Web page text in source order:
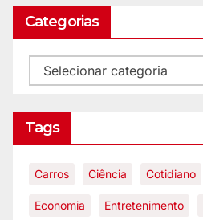
Categorias
Tags
Carros Ciência Cotidiano
Economia Entretenimento